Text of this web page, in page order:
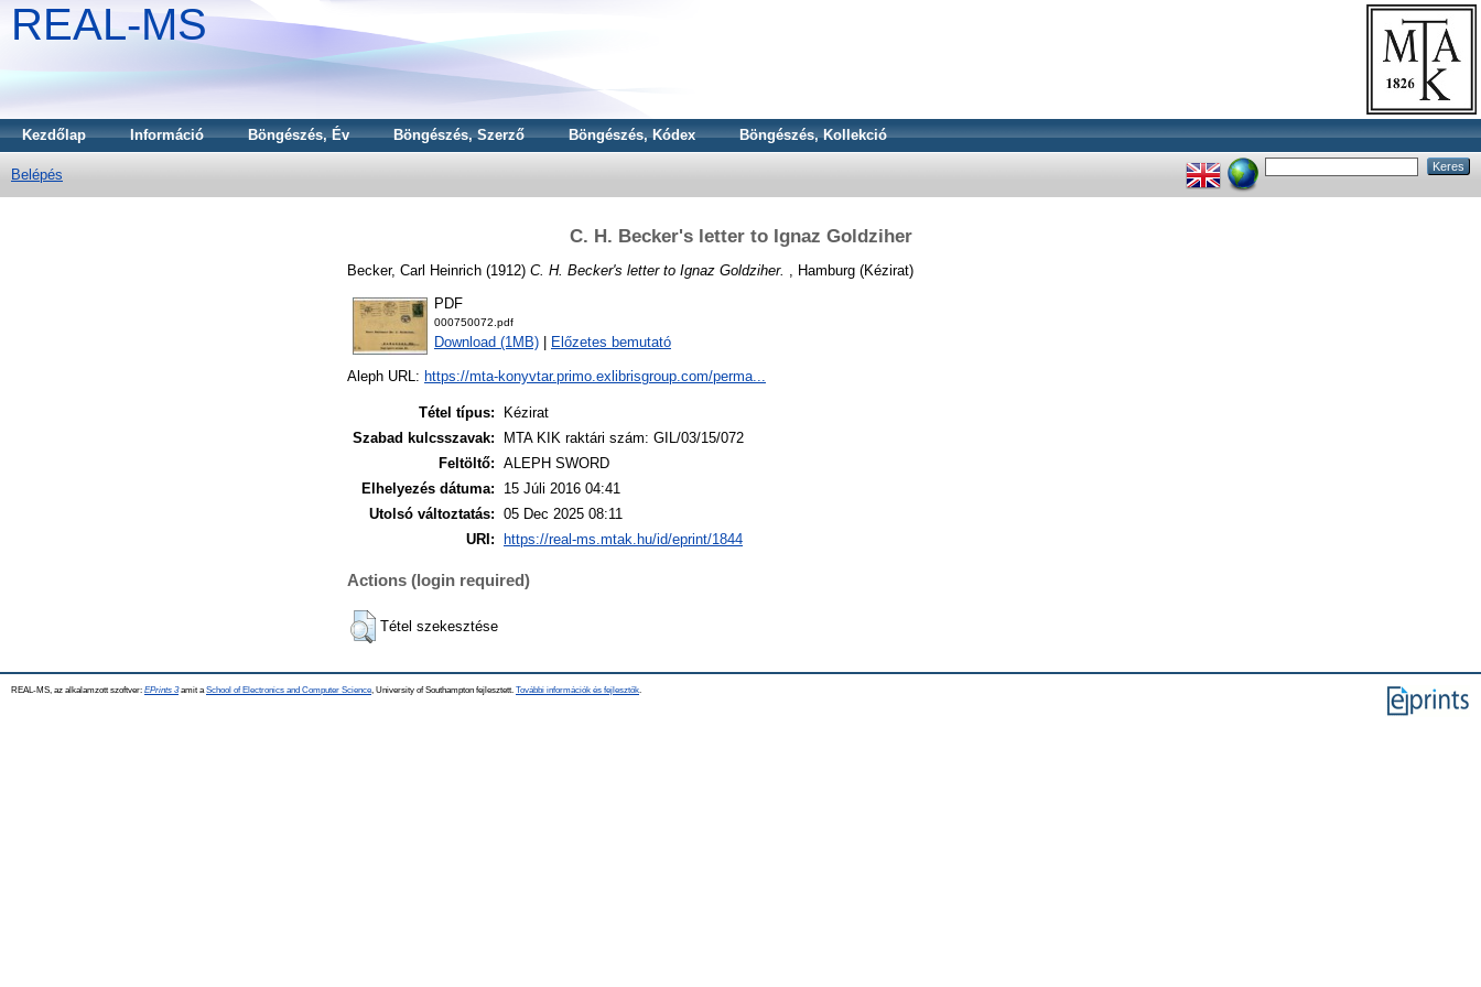
REAL-MS
Kezdőlap Információ Böngészés, Év Böngészés, Szerző Böngészés, Kódex Böngészés, Kollekció
Belépés
C. H. Becker's letter to Ignaz Goldziher
Becker, Carl Heinrich (1912) C. H. Becker's letter to Ignaz Goldziher. , Hamburg (Kézirat)
PDF
000750072.pdf
Download (1MB) Előzetes bemutató
Aleph URL: https://mta-konyvtar.primo.exlibrisgroup.com/perma...
Tétel típus:
Kézirat
Szabad kulcsszavak:
MTA KIK raktári szám: GIL/03/15/072
Feltöltő: ALEPH SWORD
Elhelyezés dátuma:
15 Júli 2016 04:41
Utolsó változtatás: 05 Dec 2025 08:11
URI:
https://real-ms.mtak.hu/id/eprint/1844
Actions (login required)
Tétel szekesztése
REAL-MS, az alkalamzott szoftver: EPrints 3amit a School of Electronics and Computer Science , University of Southampton fejlesztett. További információk és fejlesztők